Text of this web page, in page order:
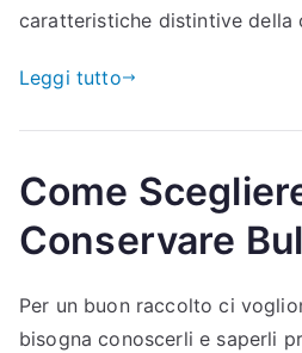
caratteristiche distintive
Leggi tutto
Come
Conservare
Per un buon raccolto ci
bisogna conoscerli e saperli